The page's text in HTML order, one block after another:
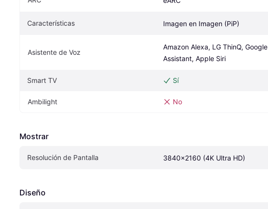
Características Imagen en Imagen (PiP)
Asistente de Voz
Amazon Alexa, LG ThinQ, Google
Assistant, Apple Siri
Smart TV Sí
Ambilight No
Mostrar
Resolución de Pantalla 3840x2160 (4K Ultra HD)
Diseño